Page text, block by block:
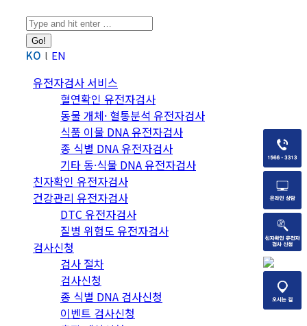
Search:
KO EN
유전자검사 서비스
혈연확인 유전자검사
동물 개체· 혈통분석 유전자검사
식품 이물 DNA 유전자검사
종 식별 DNA 유전자검사
기타 동·식물 DNA 유전자검사
친자확인 유전자검사
건강관리 유전자검사
DTC 유전자검사
질병 위험도 유전자검사
검사신청
검사 절차
검사신청
종 식별 DNA 검사신청
이벤트 검사신청